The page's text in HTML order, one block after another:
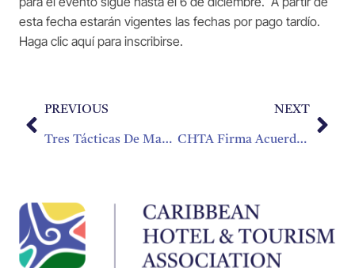
esta fecha estarán vigentes las fechas por pago tardío.
Haga clic aquí para inscribirse.
PREVIOUS
Tres Tácticas De Marketing Para Una Temporada De Fiestas Rentable
NEXT
CHTA Firma Acuerdo MOU con Springboard Caribbean